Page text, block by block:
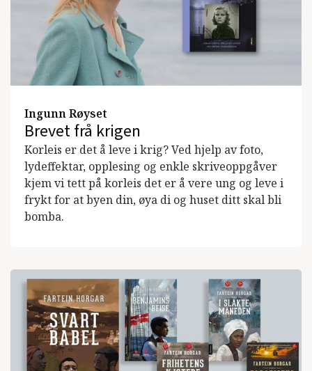
Ingunn Røyset
Brevet frå krigen
Korleis er det å leve i krig? Ved hjelp av foto,
lydeffektar, opplesing og enkle skriveoppgåver
kjem vi tett på korleis det er å vere ung og leve i
frykt for at byen din, øya di og huset ditt skal bli
bomba.